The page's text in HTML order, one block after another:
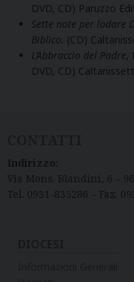
DVD, CD) Paruzzo
Sette note per lodare
Biblico. (CD)
L’Abbraccio del Padre,
DVD, CD)
Indirizzo:
Via Mons. Blandini, 6 –
Tel. 0931-835286 – Fax.